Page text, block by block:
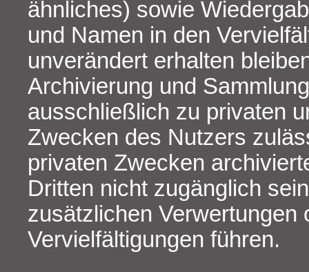
ähnliches) sowie
und Namen in den
unverändert erhalten
Archivierung und
ausschließlich zu privaten
Zwecken des Nutzers
privaten Zwecken
Dritten nicht zugänglich
zusätzlichen Verwertungen
Vervielfältigungen führen.